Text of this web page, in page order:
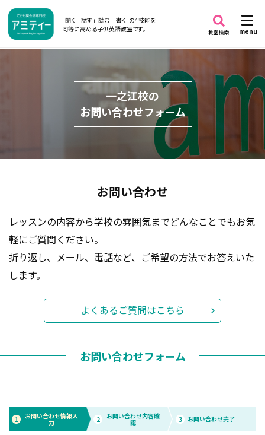
「聞く」「話す」「読む」「書く」の4技能を
同等に高める子供英語教室です。
menu
教室検索
一之江校の
お問い合わせフォーム
お問い合わせ
レッスンの内容から学校の雰囲気までどんなことでもお気
軽にご質問ください。
折り返し、メール、電話など、ご希望の方法でお答えいた
します。
よくあるご質問はこちら
お問い合わせフォーム
1 お問い合わせ情報入
力 2 お問い合わせ内容確
認 3 お問い合わせ完了